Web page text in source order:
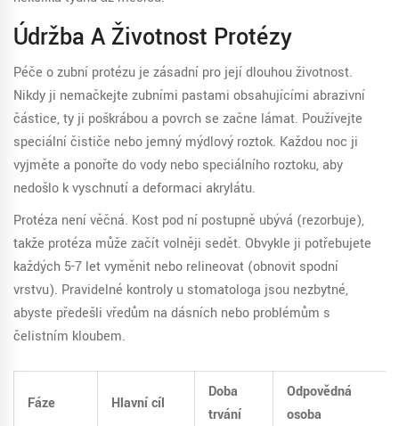
Údržba A Životnost Protézy
Péče o zubní protézuje zásadní pro její dlouhou životnost.
Nikdy ji nemačkejte zubními pastami obsahujícími abrazivní
částice, ty ji poškrábou a povrch se začne lámat. Používejte
speciální čističe nebo jemný mýdlový roztok. Každou noc ji
vyjměte a ponořte do vody nebo speciálního roztoku, aby
nedošlo k vyschnutí a deformaci akrylátu.
Protéza není věčná. Kost pod ní postupně ubývá (rezorbuje),
takže protéza může začít volněji sedět. Obvykle ji potřebujete
každých 5-7 let vyměnit nebo relineovat (obnovit spodní
vrstvu). Pravidelné kontroly u stomatologa jsou nezbytné,
abyste předešli vředům na dásních nebo problémům s
čelistním kloubem.
Fáze Hlavní cíl
Doba
trvání
Odpovědná
osoba